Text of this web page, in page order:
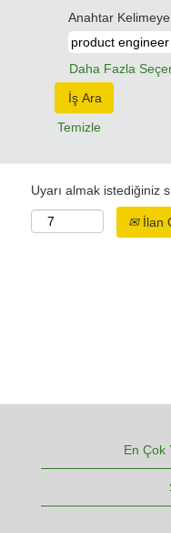
Anahtar
Daha Fazla
Temizle
Uyarı almak istediğiniz
İlan
En Çok